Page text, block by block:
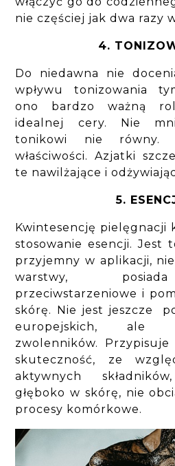
nie częściej jak dwa razy
4.
Do niedawna nie
wpływu tonizowania
ono bardzo ważną
idealnej cery. Nie
tonikowi nie równy.
właściwości. Azjatki
te nawilżające i
5.
Kwintesencję pielęgnacji
stosowanie esencji. Jest
przyjemny w aplikacji,
warstwy,
przeciwstarzeniowe i
skórę. Nie jest jeszcze
europejskich, ale
zwolenników. Przypisuje
skuteczność, ze
aktywnych
głęboko w skórę, nie
procesy komórkowe.